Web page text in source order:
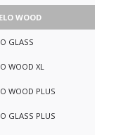
WOOD
GLASS
WOOD XL
WOOD PLUS
GLASS PLUS